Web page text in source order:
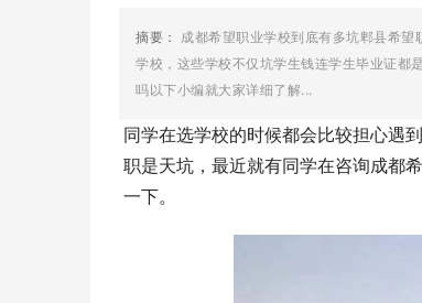
摘要： 成都希望职业学校到底有多坑郫县希
学校，这些学校不仅坑学生钱连学生毕业证都
吗以下小编就大家详细了解...
同学在选学校的时候都会比较担心遇
职是天坑，最近就有同学在咨询成都
一下。